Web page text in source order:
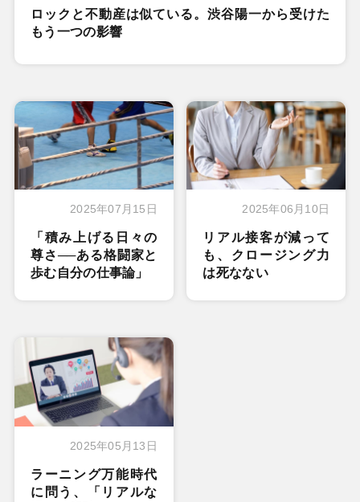
ロックと不動産は似ている。渋谷陽一から受けた
もう一つの影響
2025年07月15日
「積み上げる日々の
尊さ──ある格闘家と
歩む自分の仕事論」
2025年06月10日
リアル接客が減って
も、クロージング力
は死なない
2025年05月13日
ラーニング万能時代
に問う、「リアルな